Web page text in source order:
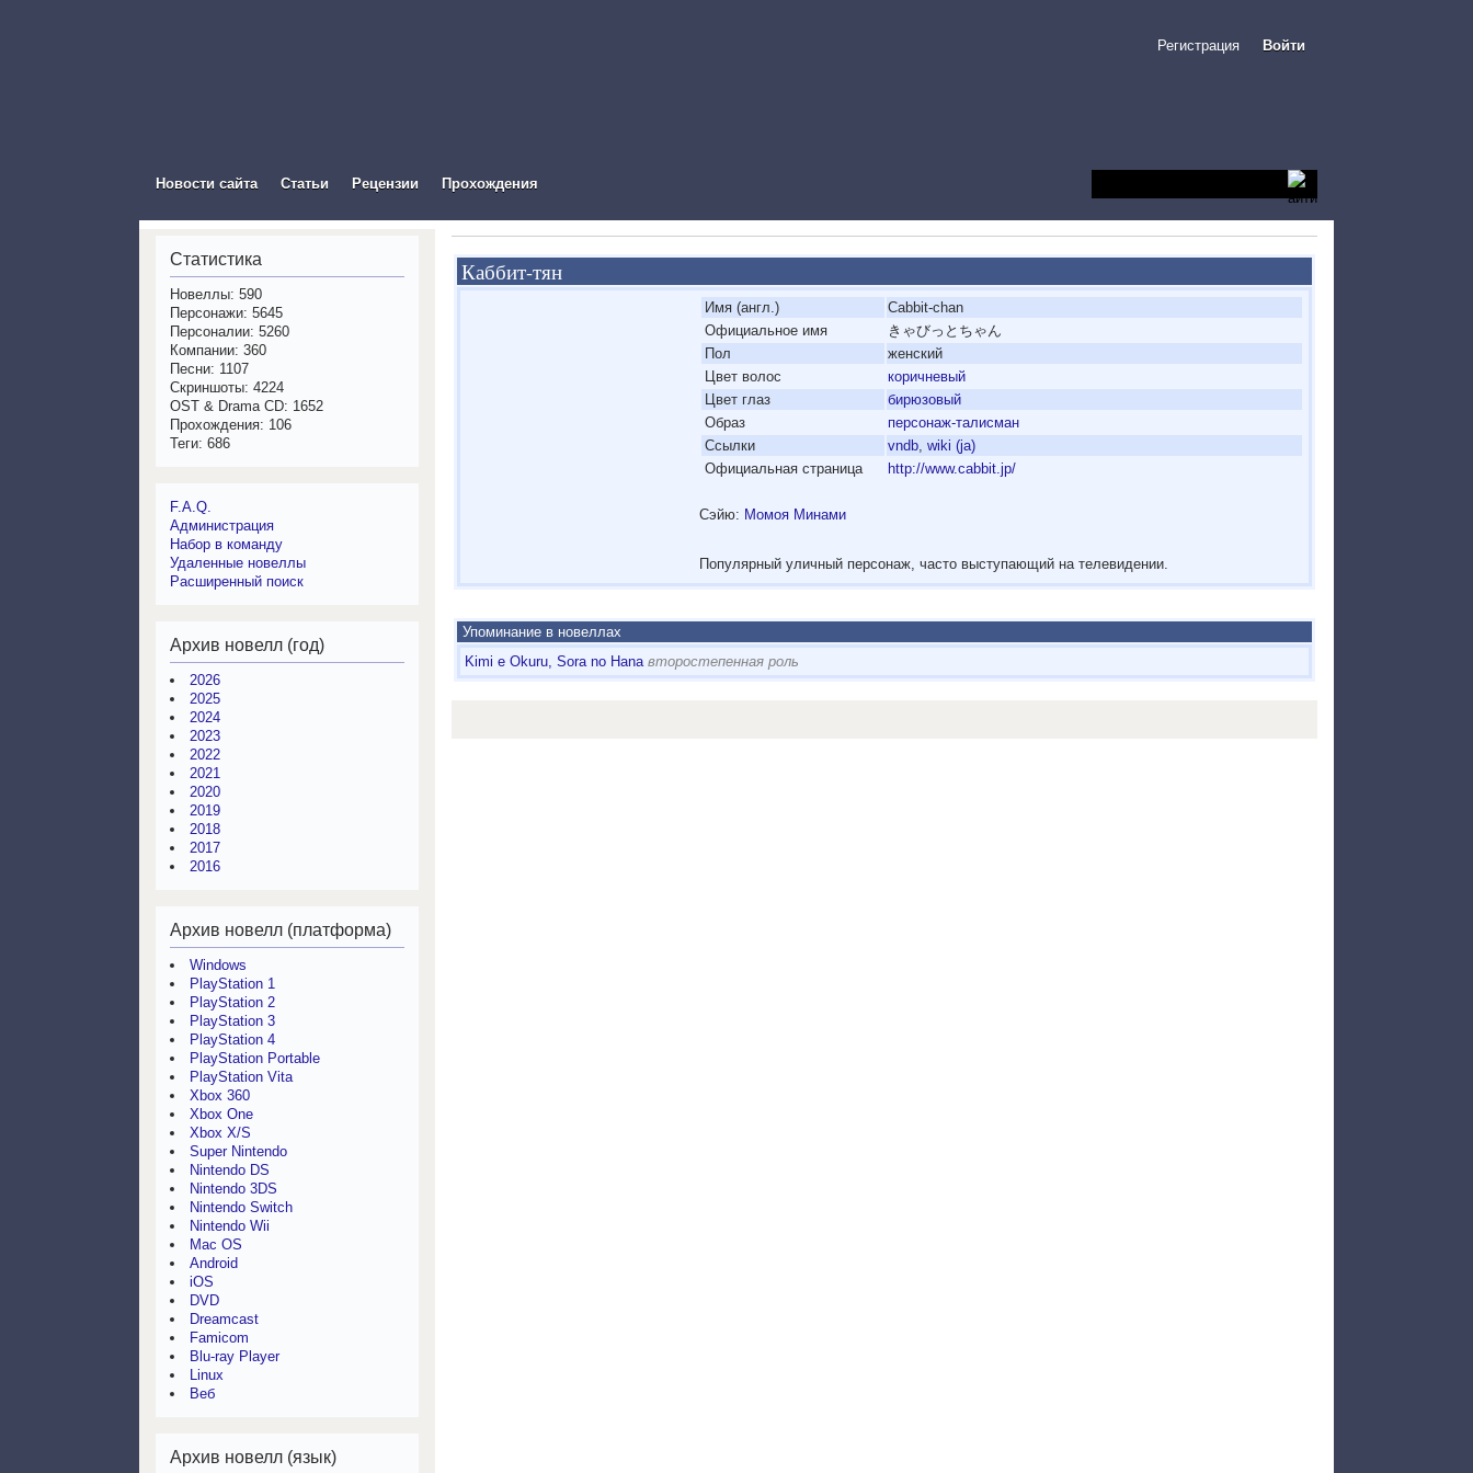
Регистрация Войти
Новости сайта Статьи Рецензии Прохождения
Каббит-тян
Имя (англ.)
Cabbit-chan
Официальное имя
きゃびっとちゃん
Пол
женский
Цвет волос
коричневый
Цвет глаз
бирюзовый
Образ
персонаж-талисман
Ссылки vndb, wiki (ja)
Официальная страница http://www.cabbit.jp/
Сэйю: Момоя Минами
Популярный уличный персонаж, часто выступающий на телевидении.
Упоминание в новеллах
Kimi e Okuru, Sora no Hana второстепенная роль
Статистика
Новеллы: 590
Персонажи: 5645
Персоналии: 5260
Компании: 360
Песни: 1107
Скриншоты: 4224
OST & Drama CD: 1652
Прохождения: 106
Теги: 686
F.A.Q.
Администрация
Набор в команду
Удаленные новеллы
Расширенный поиск
Архив новелл (год)
2026
2025
2024
2023
2022
2021
2020
2019
2018
2017
2016
Архив новелл (платформа)
Windows
PlayStation 1
PlayStation 2
PlayStation 3
PlayStation 4
PlayStation Portable
PlayStation Vita
Xbox 360
Xbox One
Xbox X/S
Super Nintendo
Nintendo DS
Nintendo 3DS
Nintendo Switch
Nintendo Wii
Mac OS
Android
iOS
DVD
Dreamcast
Famicom
Blu-ray Player
Linux
Веб
Архив новелл (язык)